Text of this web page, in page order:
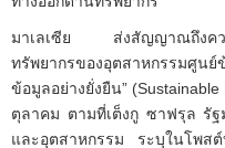
มาเลเซีย ส่งสัญญาณถึงควา
ทรัพยากรของอุตสาหกรรมศูน
ข้อมูลอย่างยั่งยืน”
ตุลาคม ตามที่เต็งกู ซาฟรุล รัฐ
และอุตสาหกรรม ระบุในโพส